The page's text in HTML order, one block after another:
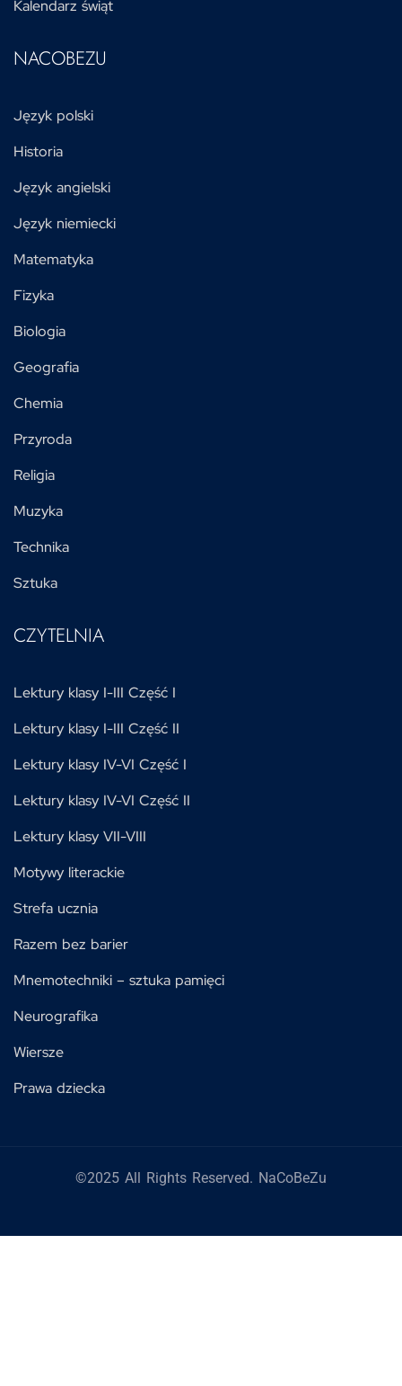
Kalendarz świąt
NACOBEZU
Język polski
Historia
Język angielski
Język niemiecki
Matematyka
Fizyka
Biologia
Geografia
Chemia
Przyroda
Religia
Muzyka
Technika
Sztuka
CZYTELNIA
Lektury klasy I-III Część I
Lektury klasy I-III Część II
Lektury klasy IV-VI Część I
Lektury klasy IV-VI Część II
Lektury klasy VII-VIII
Motywy literackie
Strefa ucznia
Razem bez barier
Mnemotechniki – sztuka pamięci
Neurografika
Wiersze
Prawa dziecka
©2025 All Rights Reserved. NaCoBeZu